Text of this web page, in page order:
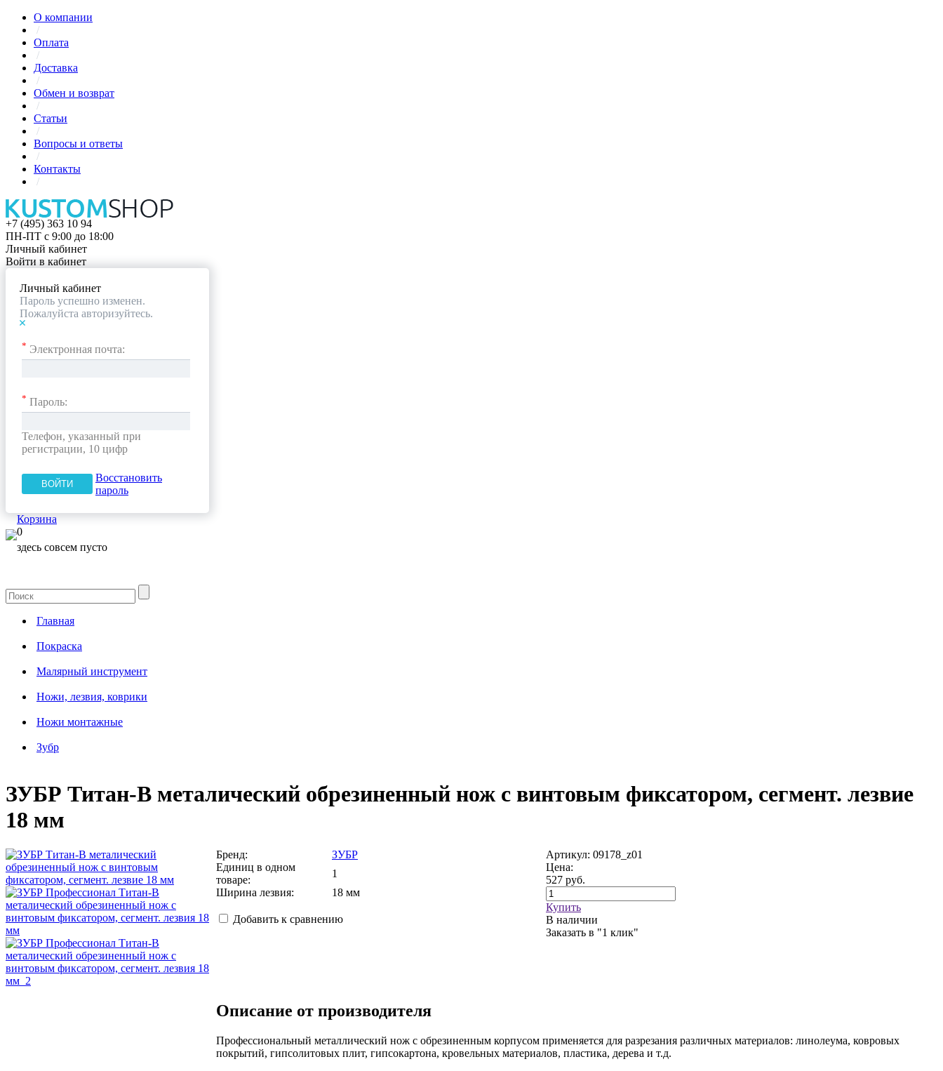
О компании
/
Оплата
/
Доставка
/
Обмен и возврат
/
Статьи
/
Вопросы и ответы
/
Контакты
/
+7 (495) 363 10 94
ПН-ПТ с 9:00 до 18:00
Личный кабинет
Войти в кабинет
Личный кабинет
Пароль успешно изменен.
Пожалуйста авторизуйтесь.
* Электронная почта:
* Пароль:
Телефон, указанный при
регистрации, 10 цифр
Восстановить
пароль
Корзина
0
здесь совсем пусто
Главная
Покраска
Малярный инструмент
Ножи, лезвия, коврики
Ножи монтажные
Зубр
ЗУБР Титан-В металический обрезиненный нож с винтовым фиксатором, сегмент. лезвие
18 мм
Бренд:
ЗУБР
Единиц в одном
товаре:
1
Ширина лезвия:
18 мм
Добавить к сравнению
Артикул: 09178_z01
Цена:
527 руб.
Купить
В наличии
Заказать в "1 клик"
Описание от производителя
Профессиональный металлический нож с обрезиненным корпусом применяется для разрезания различных материалов: линолеума, ковровых
покрытий, гипсолитовых плит, гипсокартона, кровельных материалов, пластика, дерева и т.д.